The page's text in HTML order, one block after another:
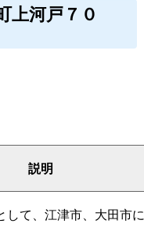
上河戸７０
説明
して、江津市、大田市